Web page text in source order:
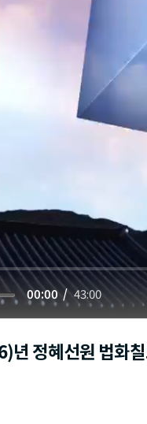
00:00 43:00
정혜선원 법화